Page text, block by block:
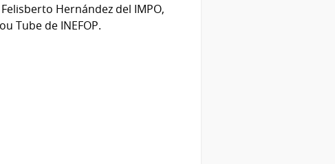
Hernández del IMPO,
Tube de INEFOP.